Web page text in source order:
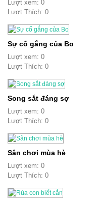
Lượt xem: 0
Lượt Thích: 0
Sự cố gắng của Bo
Lượt xem: 0
Lượt Thích: 0
Song sắt đáng sợ
Lượt xem: 0
Lượt Thích: 0
Sân chơi mùa hè
Lượt xem: 0
Lượt Thích: 0